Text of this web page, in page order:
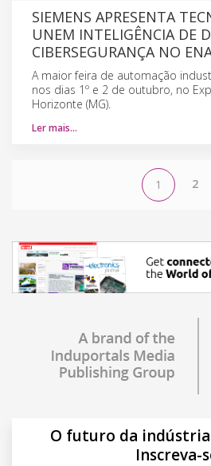
SIEMENS APRESENTA
UNEM INTELIGÊNCIA DE
CIBERSEGURANÇA NO
A maior feira de automação
nos dias 1º e 2 de outubro, no
Horizonte (MG).
Ler mais…
1 2
O futuro da
Inscreva-